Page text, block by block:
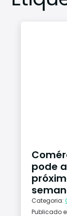
pode
Categoria:
Publicado